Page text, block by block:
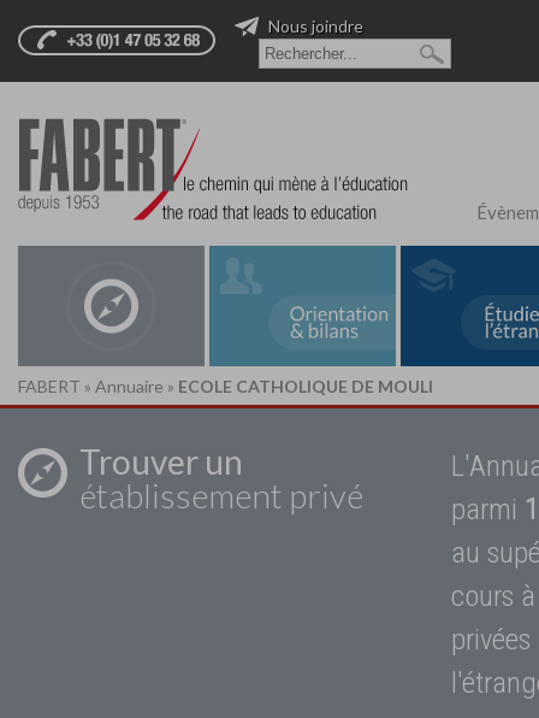
Nous joindre
FABERT » Annuaire » ECOLE CATHOLIQUE DE MOULI
Trouver un
établissement privé
parmi
au
cours